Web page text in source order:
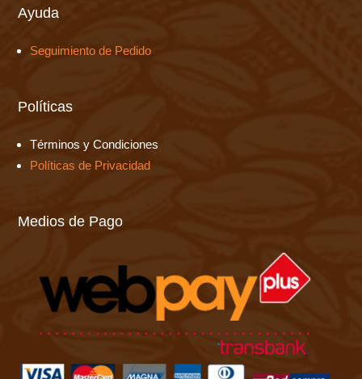
Ayuda
Seguimiento de Pedido
Políticas
Términos y Condiciones
Políticas de Privacidad
Medios de Pago